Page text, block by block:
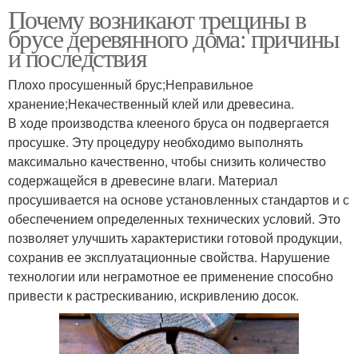
Почему возникают трещины в
брусе деревянного дома: причины
и последствия
Плохо просушенный брус;Неправильное
хранение;Некачественный клей или древесина.
В ходе производства клееного бруса он подвергается
просушке. Эту процедуру необходимо выполнять
максимально качественно, чтобы снизить количество
содержащейся в древесине влаги. Материал
просушивается на основе установленных стандартов и с
обеспечением определенных технических условий. Это
позволяет улучшить характеристики готовой продукции,
сохранив ее эксплуатационные свойства. Нарушение
технологии или неграмотное ее применение способно
привести к растрескиванию, искривлению досок.